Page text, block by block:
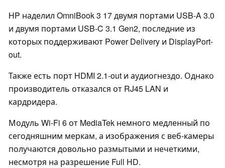
HP наделил OmniBook 3 17 двумя портами USB-A 3.0
и двумя портами USB-C 3.1 Gen2, последние из
которых поддерживают Power Delivery и DisplayPort-
out.
Также есть порт HDMI 2.1-out и аудиогнездо. Однако
производитель отказался от RJ45 LAN и
кардридера.
Модуль Wi-Fi 6 от MediaTek немного медленный по
сегодняшним меркам, а изображения с веб-камеры
получаются довольно размытыми и нечеткими,
несмотря на разрешение Full HD.